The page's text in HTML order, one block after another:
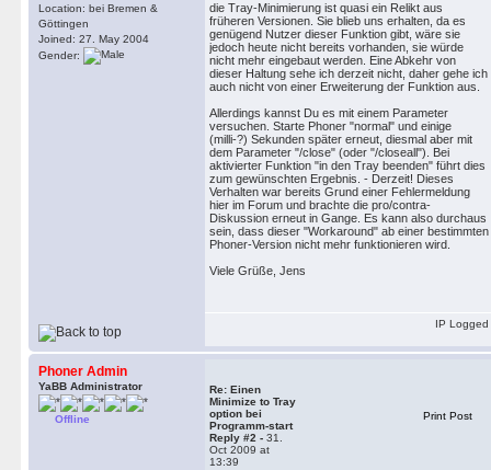
Location: bei Bremen &
Göttingen
Joined: 27. May 2004
Gender:
die Tray-Minimierung ist quasi ein Relikt aus
früheren Versionen. Sie blieb uns erhalten, da es
genügend Nutzer dieser Funktion gibt, wäre sie
jedoch heute nicht bereits vorhanden, sie würde
nicht mehr eingebaut werden. Eine Abkehr von
dieser Haltung sehe ich derzeit nicht, daher gehe ich
auch nicht von einer Erweiterung der Funktion aus.
Allerdings kannst Du es mit einem Parameter
versuchen. Starte Phoner "normal" und einige
(milli-?) Sekunden später erneut, diesmal aber mit
dem Parameter "/close" (oder "/closeall"). Bei
aktivierter Funktion "in den Tray beenden" führt dies
zum gewünschten Ergebnis. - Derzeit! Dieses
Verhalten war bereits Grund einer Fehlermeldung
hier im Forum und brachte die pro/contra-
Diskussion erneut in Gange. Es kann also durchaus
sein, dass dieser "Workaround" ab einer bestimmten
Phoner-Version nicht mehr funktionieren wird.
Viele Grüße, Jens
IP Logged
Phoner Admin
YaBB Administrator
Offline
Re: Einen
Minimize to Tray
option bei
Programm-start
Reply #2 - 31.
Oct 2009 at
13:39
Print Post